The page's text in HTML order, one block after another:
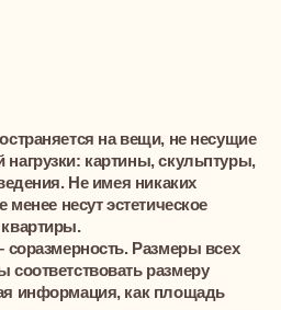
и стили
оазисом
удобно жить членам
гостям и
и пожелания других
заставленные
хозяйки,